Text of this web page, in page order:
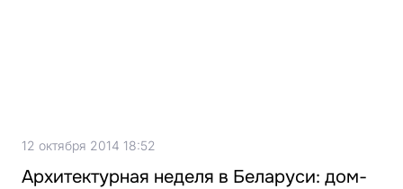
12 октября 2014 18:52
Архитектурная неделя в Беларуси: дом-